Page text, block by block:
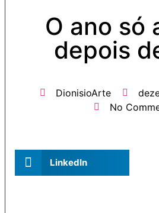
O ano só
depois
DionisioArte
No
LinkedIn